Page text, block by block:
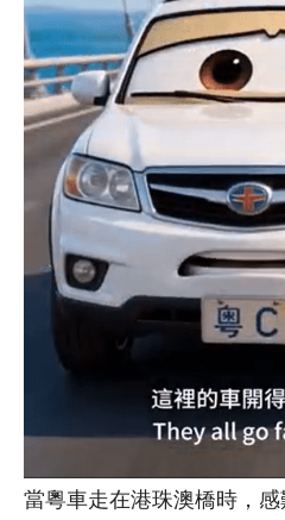
當粵車走在港珠澳橋時，